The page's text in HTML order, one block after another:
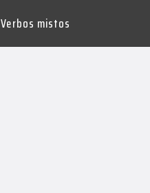
Verbos mistos